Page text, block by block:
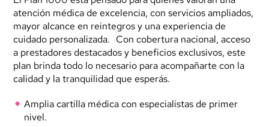
atención médica de excelencia, con servicios ampliados,
mayor alcance en reintegros y una experiencia de
cuidado personalizada. Con cobertura nacional, acceso
a prestadores destacados y beneficios exclusivos, este
plan brinda todo lo necesario para acompañarte con la
calidad y la tranquilidad que esperás.
Amplia cartilla médica con especialistas de primer
nivel.